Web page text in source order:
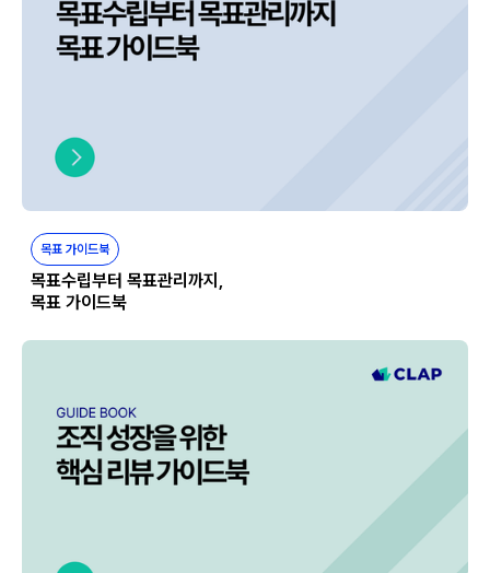
목표 가이드북
목표수립부터 목표관리까지,
목표 가이드북